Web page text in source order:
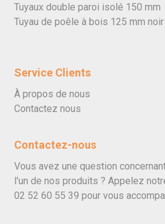
Tuyaux double paroi isolé 150 mm
Tuyau de poêle à bois 125 mm
Service Clients
À propos de nous
Contactez nous
Contactez-nous
Vous avez une question
l'un de nos produits ? Appelez
02 52 60 55 39 pour vous